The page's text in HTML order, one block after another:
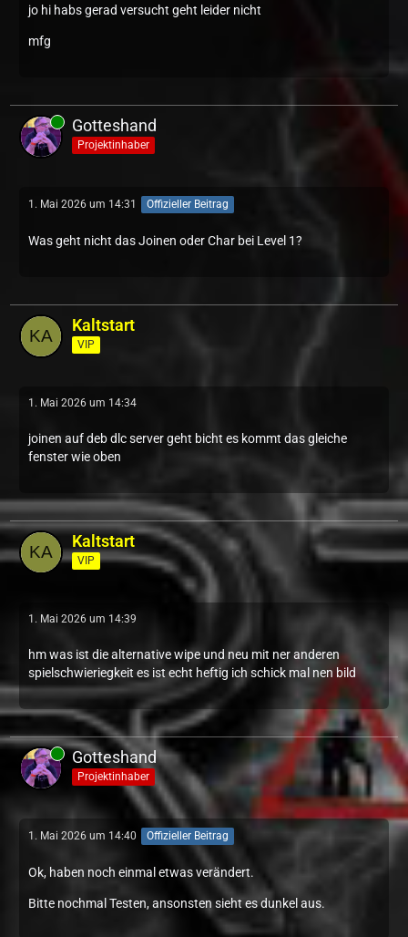
jo hi habs gerad versucht geht leider nicht
mfg
Gotteshand
Projektinhaber
1. Mai 2026 um 14:31 Offizieller Beitrag
Was geht nicht das Joinen oder Char bei Level 1?
Kaltstart
VIP
1. Mai 2026 um 14:34
joinen auf deb dlc server geht bicht es kommt das gleiche
fenster wie oben
Kaltstart
VIP
1. Mai 2026 um 14:39
hm was ist die alternative wipe und neu mit ner anderen
spielschwieriegkeit es ist echt heftig ich schick mal nen bild
Gotteshand
Projektinhaber
1. Mai 2026 um 14:40 Offizieller Beitrag
Ok, haben noch einmal etwas verändert.
Bitte nochmal Testen, ansonsten sieht es dunkel aus.